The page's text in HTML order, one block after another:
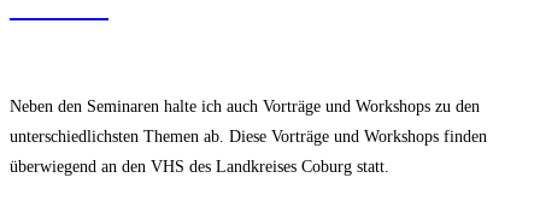
Neben den Seminaren halte ich auch Vorträge und Workshops zu den
unterschiedlichsten Themen ab. Diese Vorträge und Workshops finden
überwiegend an den VHS des Landkreises Coburg statt.